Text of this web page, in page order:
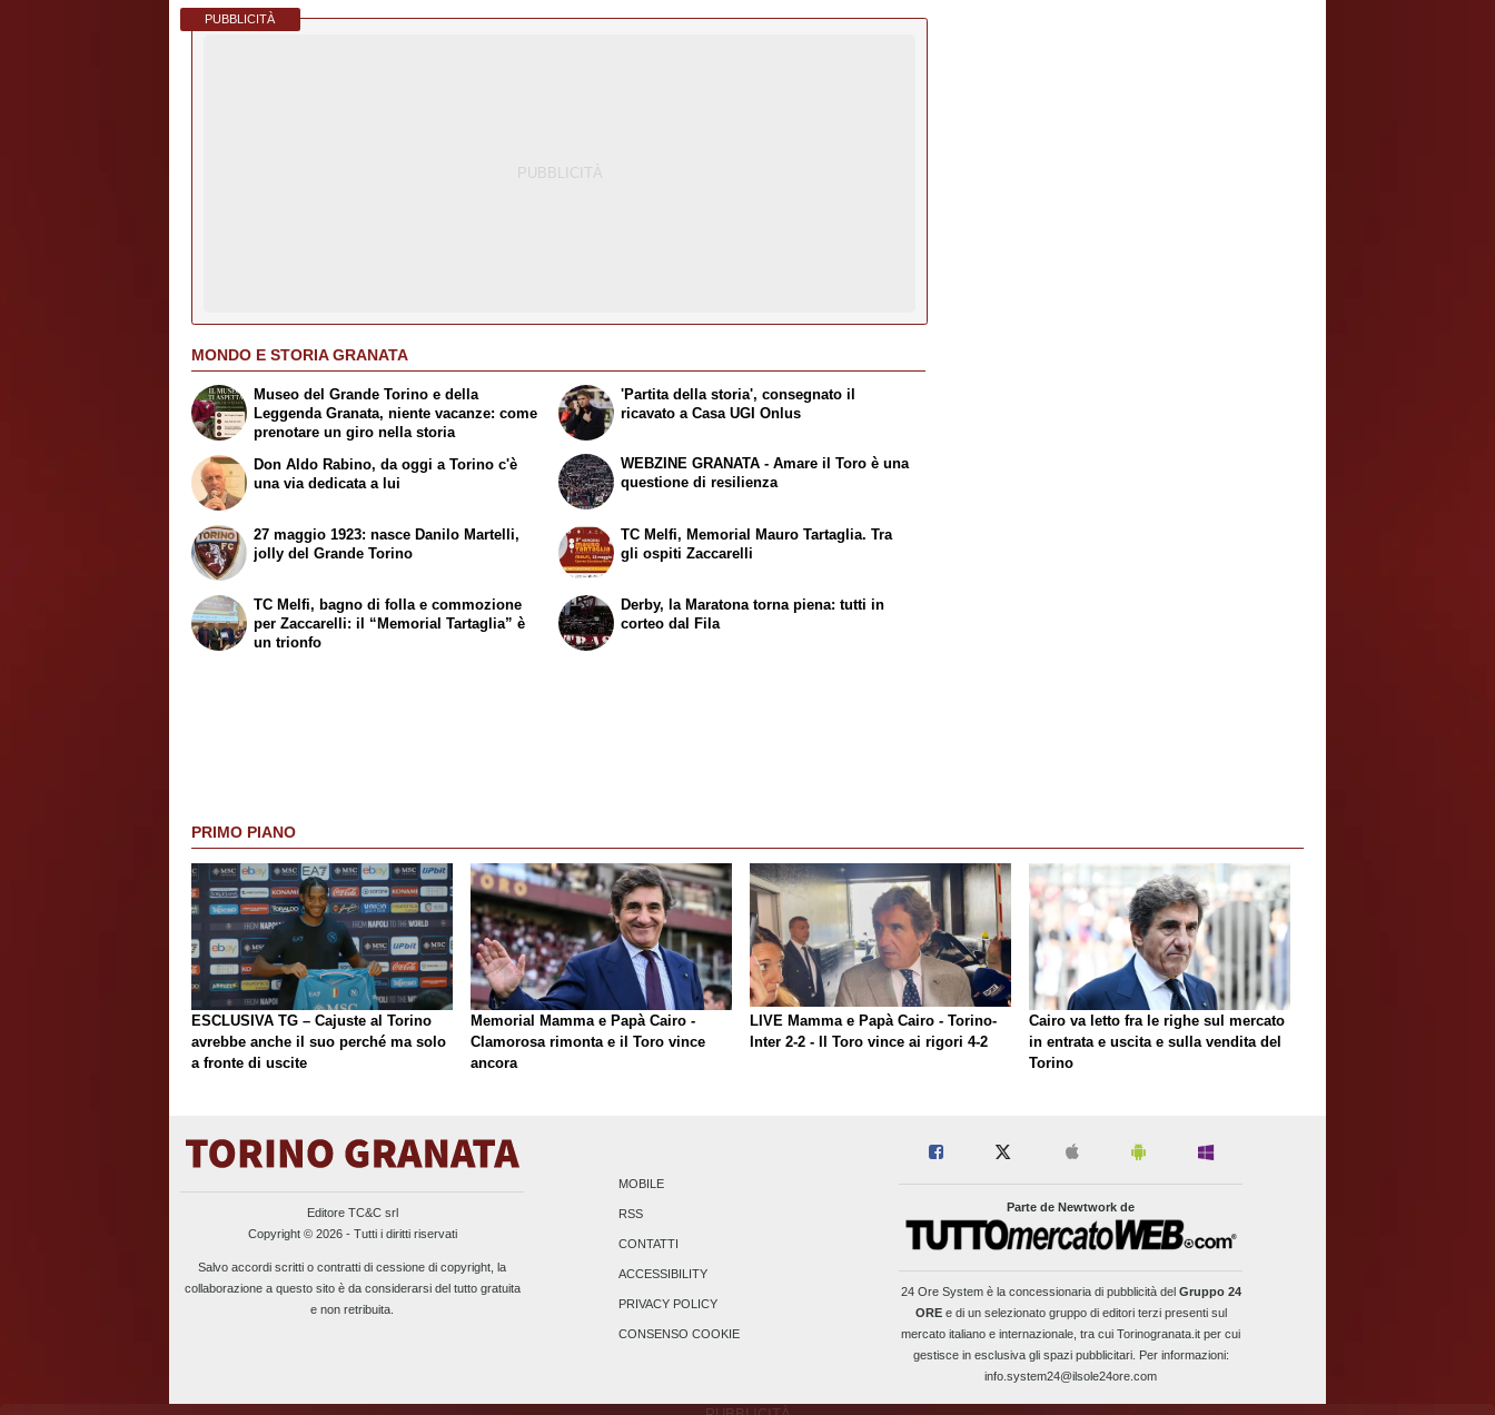
PUBBLICITÀ
MONDO E STORIA GRANATA
Museo del Grande Torino e della
Leggenda Granata, niente vacanze: come
prenotare un giro nella storia
Don Aldo Rabino, da oggi a Torino c'è
una via dedicata a lui
'Partita della storia', consegnato il
ricavato a Casa UGI Onlus
WEBZINE GRANATA - Amare il Toro è una
questione di resilienza
27 maggio 1923: nasce Danilo Martelli,
jolly del Grande Torino
TC Melfi, bagno di folla e commozione
per Zaccarelli: il “Memorial Tartaglia” è
un trionfo
TC Melfi, Memorial Mauro Tartaglia. Tra
gli ospiti Zaccarelli
Derby, la Maratona torna piena: tutti in
corteo dal Fila
PRIMO PIANO
ESCLUSIVA TG – Cajuste al Torino
avrebbe anche il suo perché ma solo
a fronte di uscite
Memorial Mamma e Papà Cairo -
Clamorosa rimonta e il Toro vince
ancora
LIVE Mamma e Papà Cairo - Torino-
Inter 2-2 - Il Toro vince ai rigori 4-2
Cairo va letto fra le righe sul mercato
in entrata e uscita e sulla vendita del
Torino
Editore TC&C srl
Copyright © 2026 - Tutti i diritti riservati
Salvo accordi scritti o contratti di cessione di copyright, la
collaborazione a questo sito è da considerarsi del tutto gratuita
e non retribuita.
MOBILE
RSS
CONTATTI
ACCESSIBILITY
PRIVACY POLICY
CONSENSO COOKIE
Parte de Newtwork de
24 Ore Systemè la concessionaria di pubblicità del Gruppo 24
OREe di un selezionato gruppo di editori terzi presenti sul
mercato italiano e internazionale, tra cui Torinogranata.it per cui
gestisce in esclusiva gli spazi pubblicitari. Per informazioni:
info.system24@ilsole24ore.com